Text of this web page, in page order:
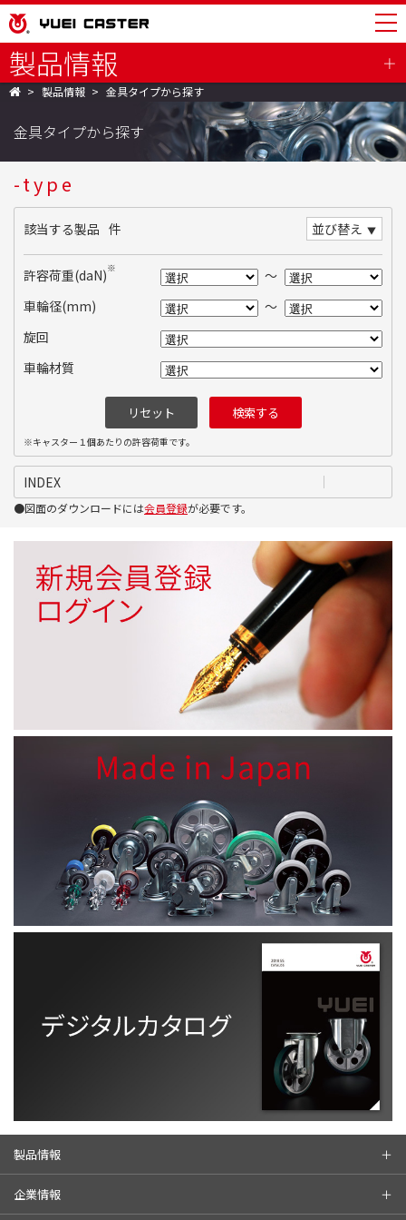
製品情報
製品情報 金具タイプから探す
金具タイプから探す
-type
該当する製品 件 並び替え
許容荷重(daN)※
～
車輪径(mm)
～
旋回
車輪材質
※キャスター１個あたりの許容荷重です。
INDEX
●図面のダウンロードには会員登録が必要です。
製品情報
企業情報